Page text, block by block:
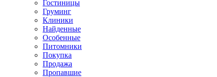
Гостиницы
Груминг
Клиники
Найденные
Особенные
Питомники
Покупка
Продажа
Пропавшие